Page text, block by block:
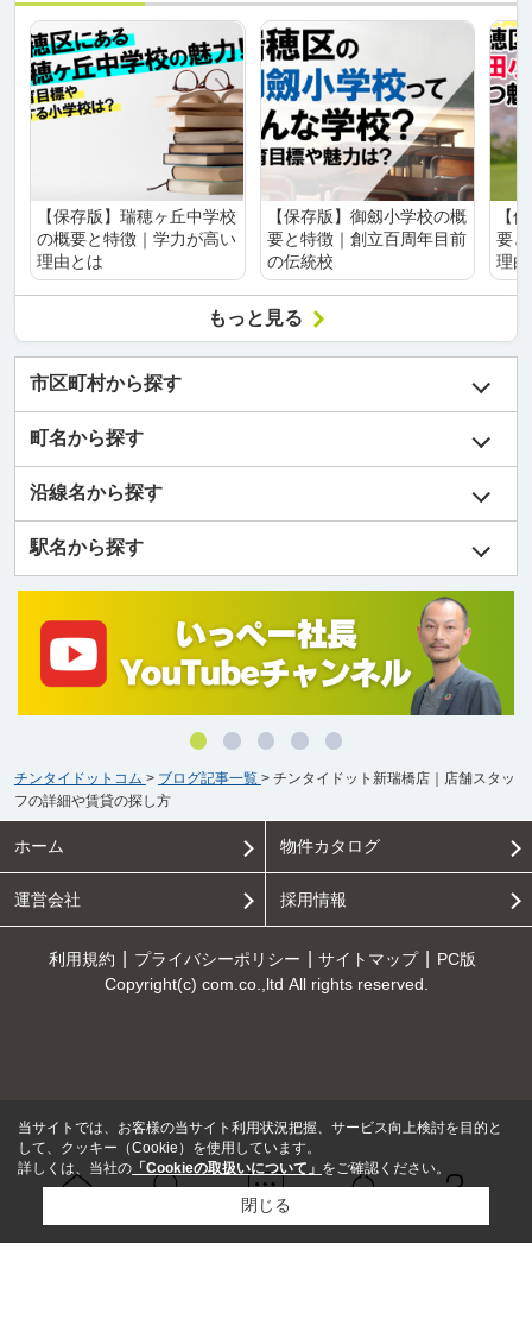
【保存版】瑞穂ヶ丘中学校
の概要と特徴｜学力が高い
理由とは
【保存版】御劔小学校の概
要と特徴｜創立百周年目前
の伝統校
【
要
理
もっと見る
問い合せ
市区町村から探す
町名から探す
沿線名から探す
駅名から探す
チンタイドットコム > ブログ記事一覧 > チンタイドット新瑞橋店｜店舗スタッ
フの詳細や賃貸の探し方
ホーム 物件カタログ
運営会社 採用情報
利用規約 プライバシーポリシー サイトマップ
PC版
Copyright(c) com.co.,ltd All rights reserved.
当サイトでは、お客様の当サイト利用状況把握、サービス向上検討を目的と
して、クッキー（Cookie）を使用しています。
詳しくは、当社の 「Cookieの取扱いについて」 をご確認ください。
閉じる